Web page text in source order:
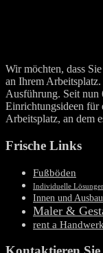
Wir möchten, dass
an Ihrem
Ausführung. Seit nun
Einrichtungsideen für
Arbeitsplatz, an dem
Frische Links
Fußböden
Individuelle
Innen und Ausbau
Maler &
rent a